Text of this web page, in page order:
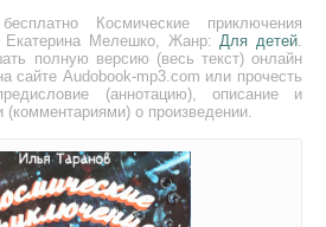
Космические приключения
Екатерина Мелешко, Жанр:Для детей.
полную версию (весь текст) онлайн
сайте Audobook-mp3.com или прочесть
(аннотацию), описание и
(комментариями) о произведении.